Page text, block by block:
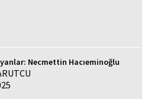
Necmettin Hacıeminoğlu